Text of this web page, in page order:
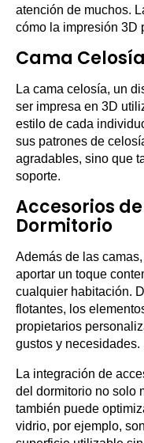
atención de muchos.
cómo la impresión 3D
Cama Celosía
La cama celosía, un
ser impresa en 3D
estilo de cada
sus patrones de
agradables, sino que
soporte.
Accesorios
Dormitorio
Además de las
aportar un toque
cualquier habitación.
flotantes, los
propietarios
gustos y necesidades.
La integración de
del dormitorio no solo
también puede
vidrio, por ejemplo,